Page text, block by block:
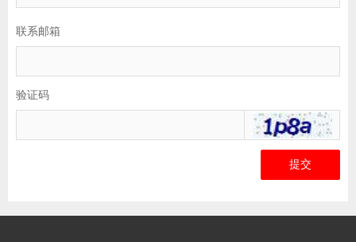
联系邮箱
验证码
提交